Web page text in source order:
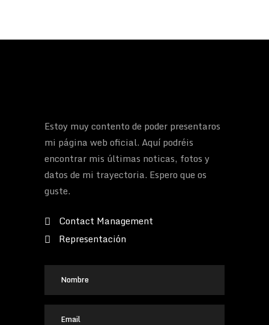
Estoy muy contento de poder presentaros
mi página web oficial. Aquí podréis
encontrar mis últimas noticas, fotos y
datos de mi trayectoria. Espero que os
guste.
Contact Management
Representación